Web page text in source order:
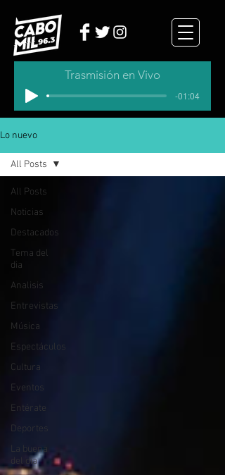
Trasmisión en Vivo
-01:04
Lo nuevo
All Posts
Noticias
Destacados
Tema del
dia
Analisis
Entrevistas
Música
Espectáculos
Cultura
Eventos
Entérate
Deportes
La buena
del día
All Posts